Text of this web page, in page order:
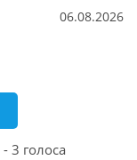
06.08.2026
- 3 голоса